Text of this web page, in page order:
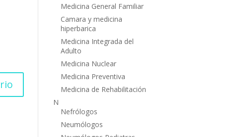
Medicina General Familiar
Camara y medicina
hiperbarica
Medicina Integrada del
Adulto
Medicina Nuclear
Medicina Preventiva
Medicina de Rehabilitación
N
Nefrólogos
Neumólogos